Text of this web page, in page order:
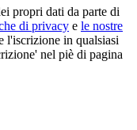
propri dati da parte di
di privacy e le nostre
l'iscrizione in qualsiasi
nel piè di pagina